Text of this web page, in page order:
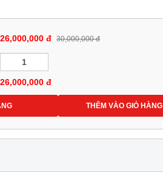
26,000,000 đ 30,000,000 đ
26,000,000 đ
THÊM VÀO GIỎ HÀNG